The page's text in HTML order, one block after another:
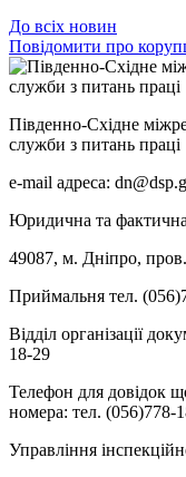
До всіх новин
Повідомити про
Південно-Східне
служби з питань праці
e-mail адреса:
Юридична та фактична
49087, м. Дніпро,
Приймальня тел.
Відділ організації
18-29
Телефон для довідок
номера: тел. (056)778-
Управління